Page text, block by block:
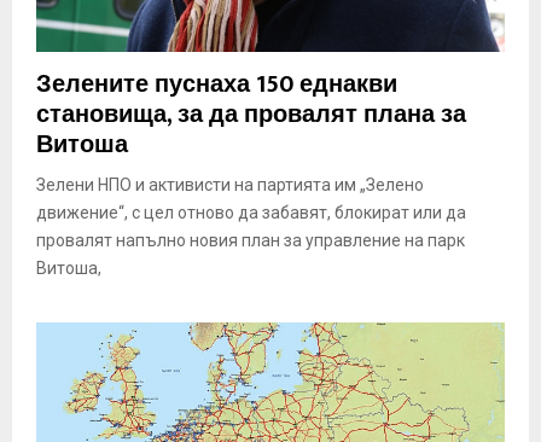
Зелените пуснаха 150 еднакви
становища, за да провалят плана за
Витоша
Зелени НПО и активисти на партията им „Зелено
движение“, с цел отново да забавят, блокират или да
провалят напълно новия план за управление на парк
Витоша,